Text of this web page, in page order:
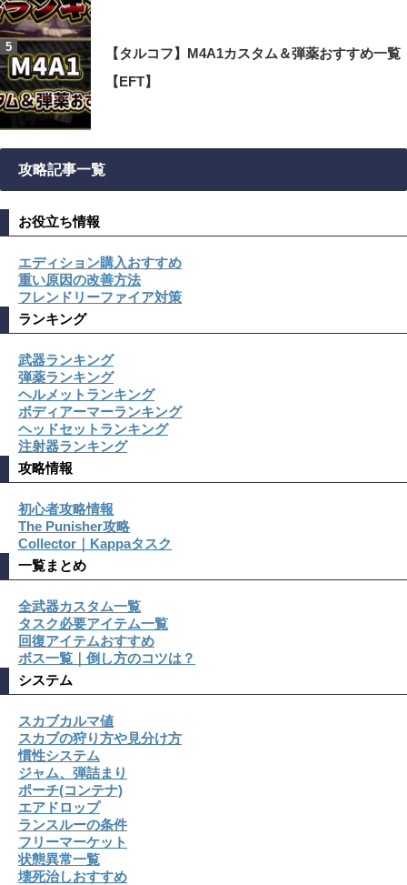
【タルコフ】M4A1カスタム＆弾薬おすすめ一覧
【EFT】
攻略記事一覧
お役立ち情報
エディション購入おすすめ
重い原因の改善方法
フレンドリーファイア対策
ランキング
武器ランキング
弾薬ランキング
ヘルメットランキング
ボディアーマーランキング
ヘッドセットランキング
注射器ランキング
攻略情報
初心者攻略情報
The Punisher攻略
Collector｜Kappaタスク
一覧まとめ
全武器カスタム一覧
タスク必要アイテム一覧
回復アイテムおすすめ
ボス一覧｜倒し方のコツは？
システム
スカブカルマ値
スカブの狩り方や見分け方
慣性システム
ジャム、弾詰まり
ポーチ(コンテナ)
エアドロップ
ランスルーの条件
フリーマーケット
状態異常一覧
壊死治しおすすめ